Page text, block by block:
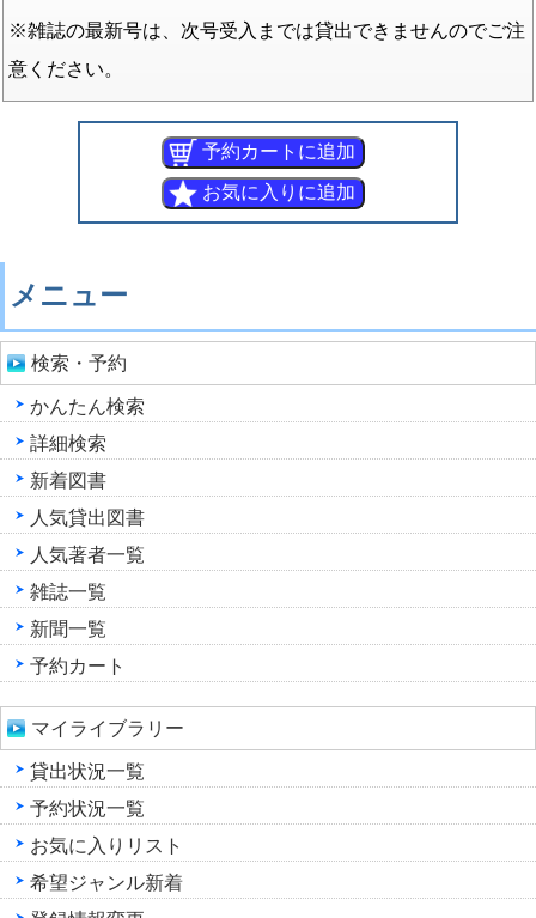
※雑誌の最新号は、次号受入までは貸出できませんのでご注
意ください。
メニュー
検索・予約
かんたん検索
詳細検索
新着図書
人気貸出図書
人気著者一覧
雑誌一覧
新聞一覧
予約カート
マイライブラリー
貸出状況一覧
予約状況一覧
お気に入りリスト
希望ジャンル新着